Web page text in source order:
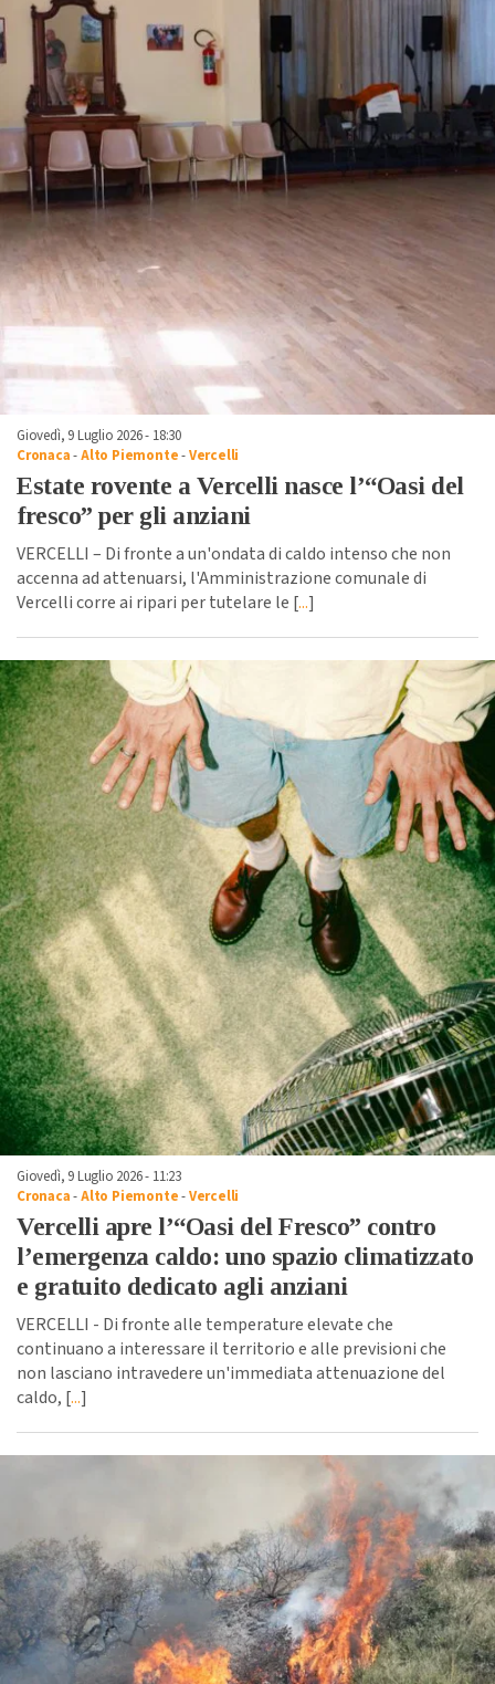
Giovedì, 9 Luglio 2026 - 18:30
Cronaca-Alto Piemonte-Vercelli
Estate rovente a Vercelli nasce l’“Oasi del
fresco” per gli anziani
VERCELLI – Di fronte a un'ondata di caldo intenso che non
accenna ad attenuarsi, l'Amministrazione comunale di
Vercelli corre ai ripari per tutelare le [...]
Giovedì, 9 Luglio 2026 - 11:23
Cronaca-Alto Piemonte-Vercelli
Vercelli apre l’“Oasi del Fresco” contro
l’emergenza caldo: uno spazio climatizzato
e gratuito dedicato agli anziani
VERCELLI - Di fronte alle temperature elevate che
continuano a interessare il territorio e alle previsioni che
non lasciano intravedere un'immediata attenuazione del
caldo, [...]